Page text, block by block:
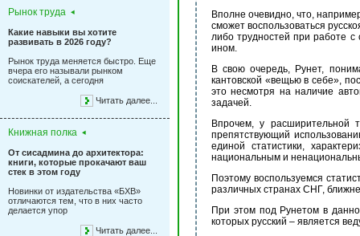
Рынок труда
Какие навыки вы хотите
развивать в 2026 году?
Рынок труда меняется быстро. Еще
вчера его называли рынком
соискателей, а сегодня
Читать далее...
Книжная полка
От сисадмина до архитектора:
книги, которые прокачают ваш
стек в этом году
Новинки от издательства «БХВ»
отличаются тем, что в них часто
делается упор
Читать далее...
Вполне очевидно, что,
сможет воспользоваться
либо трудностей при работе
ином.
В свою очередь, Рунет,
кантовской «вещью в себе»,
это несмотря на наличие
задачей.
Впрочем, у расширительной
препятствующий
единой статистики,
национальным и
Поэтому воспользуемся
различных странах СНГ,
При этом под Рунетом в
которых русский – является